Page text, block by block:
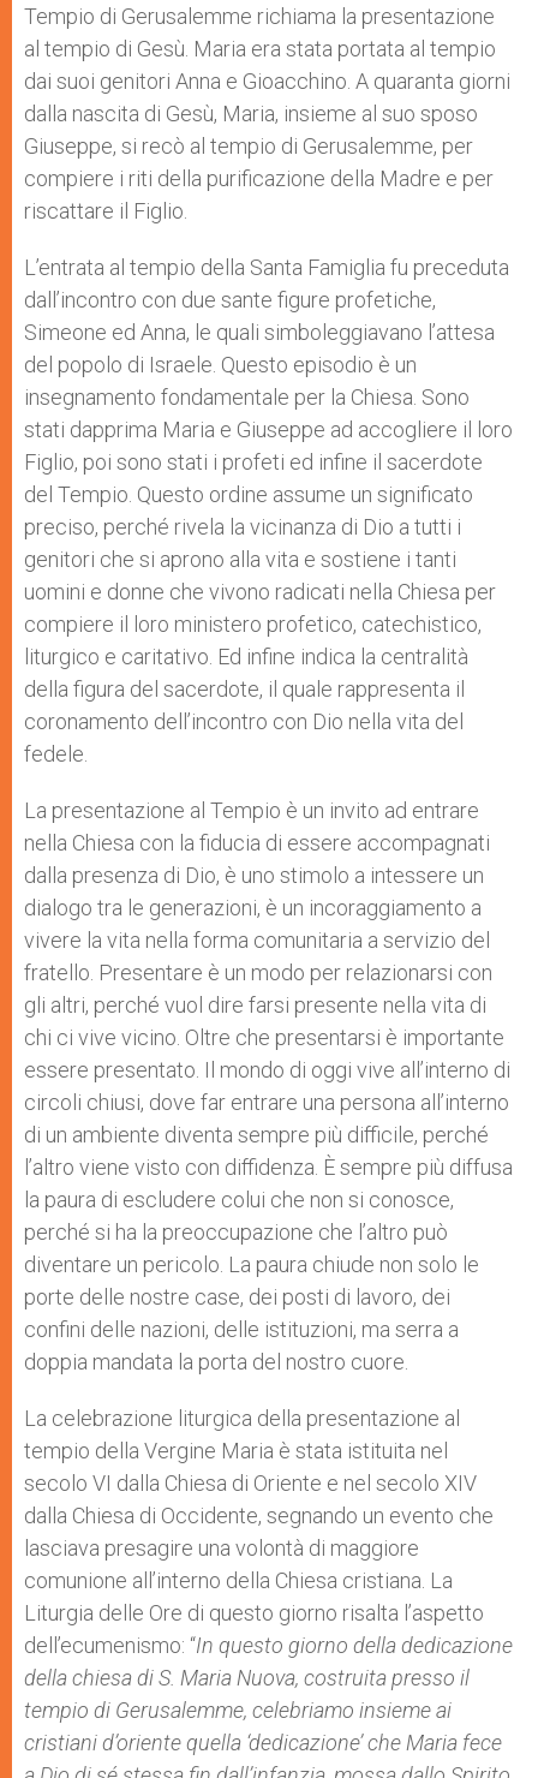
Tempio di Gerusalemme richiama la presentazione
al tempio di Gesù. Maria era stata portata al tempio
dai suoi genitori Anna e Gioacchino. A quaranta giorni
dalla nascita di Gesù, Maria, insieme al suo sposo
Giuseppe, si recò al tempio di Gerusalemme, per
compiere i riti della purificazione della Madre e per
riscattare il Figlio.
L’entrata al tempio della Santa Famiglia fu preceduta
dall’incontro con due sante figure profetiche,
Simeone ed Anna, le quali simboleggiavano l’attesa
del popolo di Israele. Questo episodio è un
insegnamento fondamentale per la Chiesa. Sono
stati dapprima Maria e Giuseppe ad accogliere il loro
Figlio, poi sono stati i profeti ed infine il sacerdote
del Tempio. Questo ordine assume un significato
preciso, perché rivela la vicinanza di Dio a tutti i
genitori che si aprono alla vita e sostiene i tanti
uomini e donne che vivono radicati nella Chiesa per
compiere il loro ministero profetico, catechistico,
liturgico e caritativo. Ed infine indica la centralità
della figura del sacerdote, il quale rappresenta il
coronamento dell’incontro con Dio nella vita del
fedele.
La presentazione al Tempio è un invito ad entrare
nella Chiesa con la fiducia di essere accompagnati
dalla presenza di Dio, è uno stimolo a intessere un
dialogo tra le generazioni, è un incoraggiamento a
vivere la vita nella forma comunitaria a servizio del
fratello. Presentare è un modo per relazionarsi con
gli altri, perché vuol dire farsi presente nella vita di
chi ci vive vicino. Oltre che presentarsi è importante
essere presentato. Il mondo di oggi vive all’interno di
circoli chiusi, dove far entrare una persona all’interno
di un ambiente diventa sempre più difficile, perché
l’altro viene visto con diffidenza. È sempre più diffusa
la paura di escludere colui che non si conosce,
perché si ha la preoccupazione che l’altro può
diventare un pericolo. La paura chiude non solo le
porte delle nostre case, dei posti di lavoro, dei
confini delle nazioni, delle istituzioni, ma serra a
doppia mandata la porta del nostro cuore.
La celebrazione liturgica della presentazione al
tempio della Vergine Maria è stata istituita nel
secolo VI dalla Chiesa di Oriente e nel secolo XIV
dalla Chiesa di Occidente, segnando un evento che
lasciava presagire una volontà di maggiore
comunione all’interno della Chiesa cristiana. La
Liturgia delle Ore di questo giorno risalta l’aspetto
dell’ecumenismo: “In questo giorno della dedicazione
della chiesa di S. Maria Nuova, costruita presso il
tempio di Gerusalemme, celebriamo insieme ai
cristiani d’oriente quella ‘dedicazione’ che Maria fece